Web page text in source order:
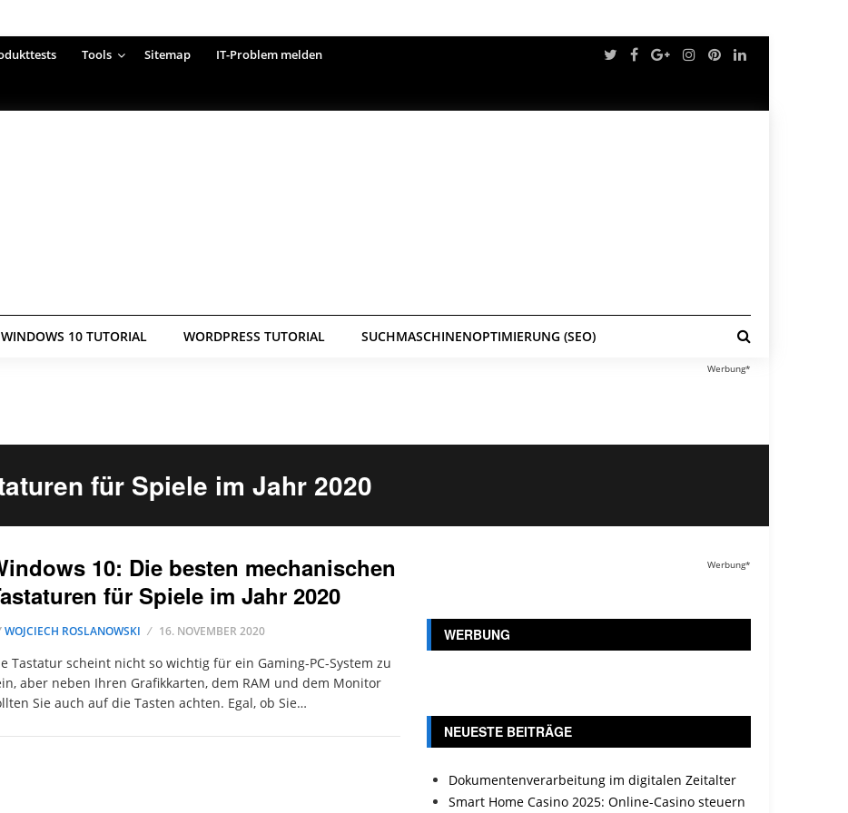
Tools Sitemap IT-Problem melden
WINDOWS 10 TUTORIAL WORDPRESS TUTORIAL SUCHMASCHINENOPTIMIERUNG (SEO)
Werbung*
für Spiele im Jahr 2020
10: Die besten mechanischen
für Spiele im Jahr 2020
WOJCIECH ROSLANOWSKI 16. NOVEMBER 2020
Tastatur scheint nicht so wichtig für ein Gaming-PC-System zu
aber neben Ihren Grafikkarten, dem RAM und dem Monitor
Sie auch auf die Tasten achten. Egal, ob Sie…
Werbung*
WERBUNG
NEUESTE BEITRÄGE
Dokumentenverarbeitung im digitalen Zeitalter
Smart Home Casino 2025: Online-Casino steuern